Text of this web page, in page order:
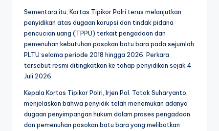
Sementara itu, Kortas Tipikor Polri terus melanjutkan
penyidikan atas dugaan korupsi dan tindak pidana
pencucian uang (TPPU) terkait pengadaan dan
pemenuhan kebutuhan pasokan batu bara pada sejumlah
PLTU selama periode 2018 hingga 2026. Perkara
tersebut resmi ditingkatkan ke tahap penyidikan sejak 4
Juli 2026.
Kepala Kortas Tipikor Polri, Irjen Pol. Totok Suharyanto,
menjelaskan bahwa penyidik telah menemukan adanya
dugaan penyimpangan hukum dalam proses pengadaan
dan pemenuhan pasokan batu bara yang melibatkan